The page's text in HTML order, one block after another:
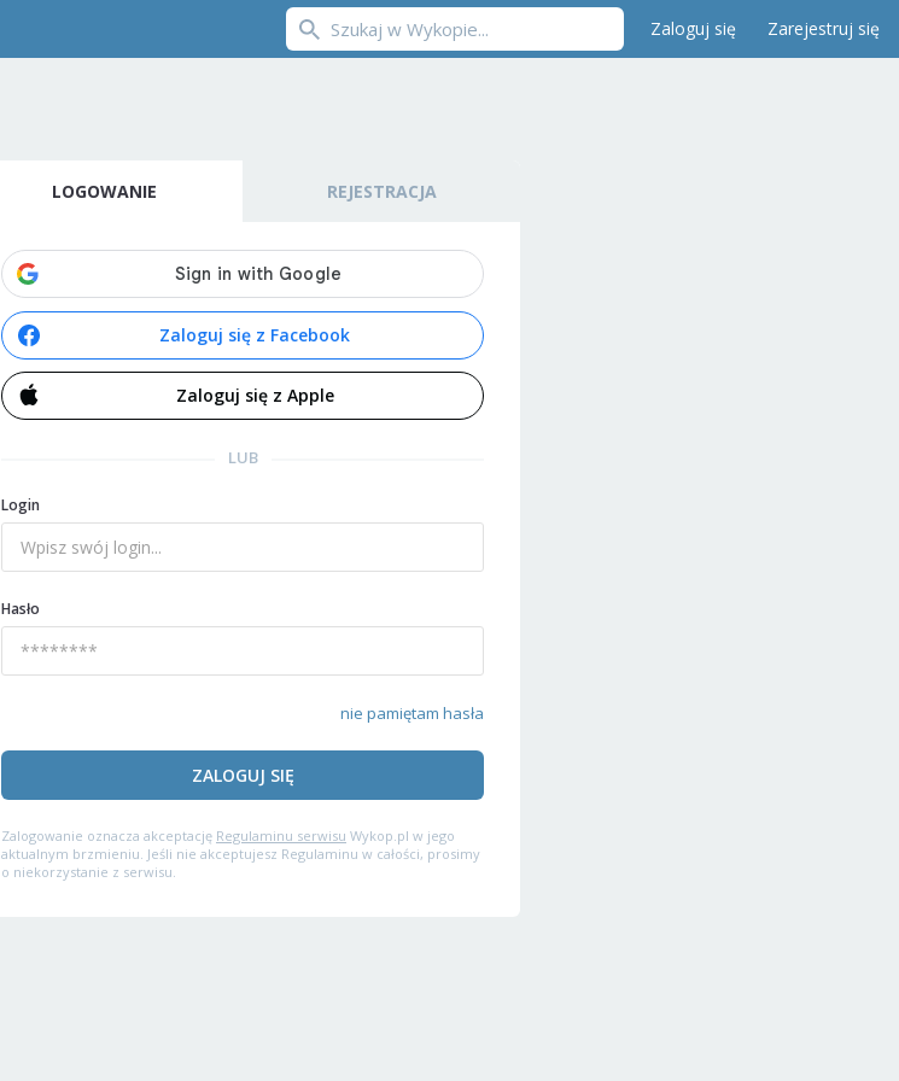
Zaloguj się Zarejestruj się
LOGOWANIE REJESTRACJA
Zaloguj się z Facebook
Zaloguj się z Apple
LUB
Login
Hasło
nie pamiętam hasła
ZALOGUJ SIĘ
Zalogowanie oznacza akceptację Regulaminu serwisu Wykop.pl w jego
aktualnym brzmieniu. Jeśli nie akceptujesz Regulaminu w całości, prosimy
o niekorzystanie z serwisu.